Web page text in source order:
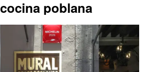
cocina poblana